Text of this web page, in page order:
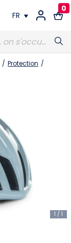
FR
FR
DE
0
/ Protection /
1 / 1